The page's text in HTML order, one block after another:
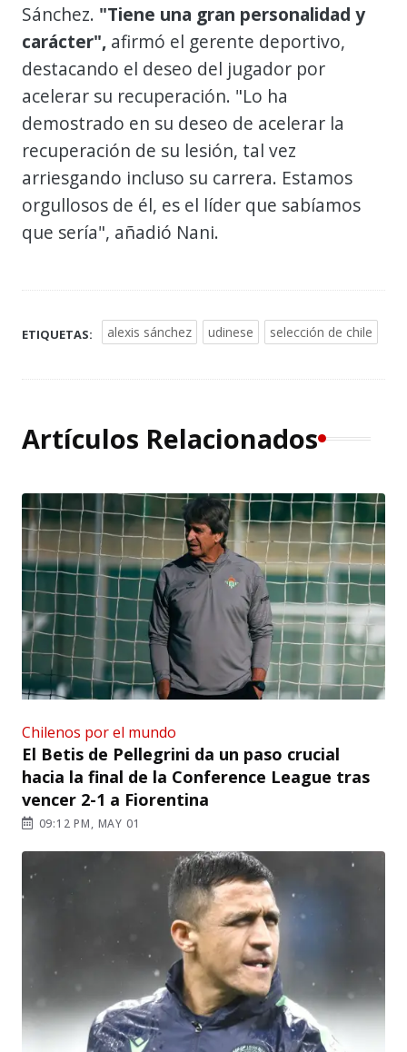
Sánchez. "Tiene una gran personalidad y
carácter", afirmó el gerente deportivo,
destacando el deseo del jugador por
acelerar su recuperación. "Lo ha
demostrado en su deseo de acelerar la
recuperación de su lesión, tal vez
arriesgando incluso su carrera. Estamos
orgullosos de él, es el líder que sabíamos
que sería", añadió Nani.
ETIQUETAS: alexis sánchez udinese selección de chile
Artículos Relacionados
Chilenos por el mundo
El Betis de Pellegrini da un paso crucial
hacia la final de la Conference League tras
vencer 2-1 a Fiorentina
09:12 PM, MAY 01